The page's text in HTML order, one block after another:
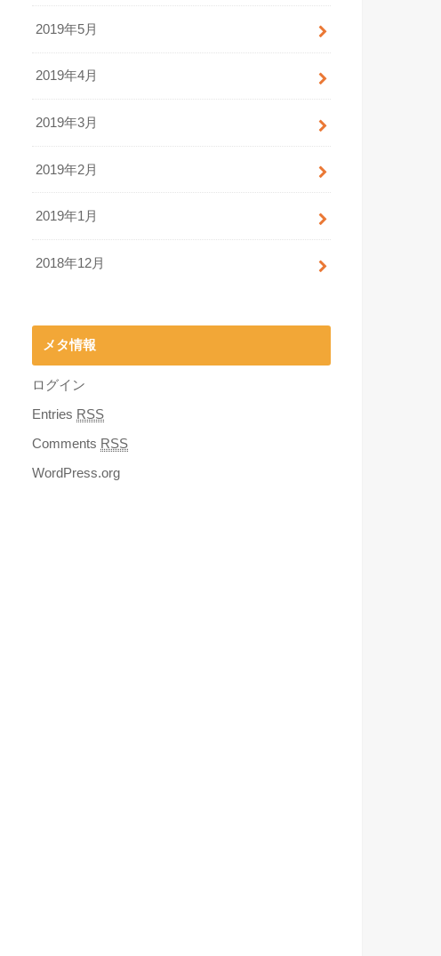
2019年5月
2019年4月
2019年3月
2019年2月
2019年1月
2018年12月
メタ情報
ログイン
Entries RSS
Comments RSS
WordPress.org